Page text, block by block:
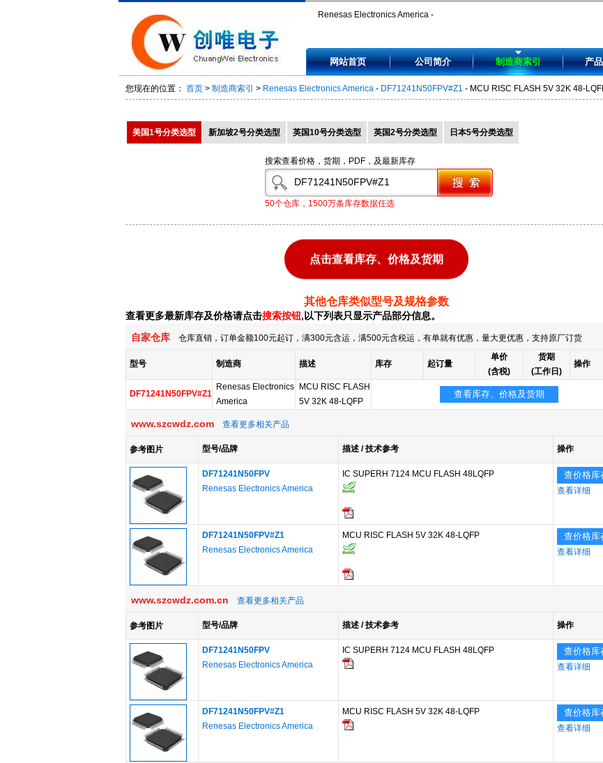
Renesas Electronics America -
FLASH 5V 32K 48-LQFP -
DF71241N50FPVZ1
网站首页 公司简介 制造商索引 产
您现在的位置： 首页 > 制造商索引 > Renesas Electronics America - DF71241N50FPV#Z1 - MCU RISC FLASH 5V 32K 48-
美国1号分类选型 新加坡2号分类选型 英国10号分类选型 英国2号分类选型 日本5号分类选型
搜索查看价格，货期，PDF，及最新库存
50个仓库，1500万条库存数据任选
点击查看库存、价格及货期
其他仓库类似型号及规格参数
查看更多最新库存及价格请点击搜索按钮,以下列表只显示产品部分信息。
自家仓库 仓库直销，订单金额100元起订，满300元含运，满500元含税运，有单就有优惠，量大更优惠，支持原厂订货
型号 制造商 描述 库存 起订量
单价
(含税)
货期
(工作日)
操作
DF71241N50FPV#Z1
Renesas Electronics
America
MCU RISC FLASH
5V 32K 48-LQFP
查看库存、价格及货期
www.szcwdz.com 查看更多相关产品
参考图片 型号/品牌 描述 / 技术参考 操作
DF71241N50FPV
Renesas Electronics America
IC SUPERH 7124 MCU FLASH 48LQFP 查价格库
查看详细
DF71241N50FPV#Z1
Renesas Electronics America
MCU RISC FLASH 5V 32K 48-LQFP 查价格库
查看详细
www.szcwdz.com.cn 查看更多相关产品
参考图片 型号/品牌 描述 / 技术参考 操作
DF71241N50FPV
Renesas Electronics America
IC SUPERH 7124 MCU FLASH 48LQFP 查价格库
查看详细
DF71241N50FPV#Z1
Renesas Electronics America
MCU RISC FLASH 5V 32K 48-LQFP 查价格库
查看详细